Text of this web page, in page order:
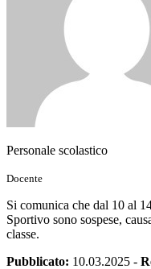
Personale scolastico
Docente
Si comunica che dal 10 al
Sportivo sono sospese,
classe.
Pubblicato: 10.03.2025 -